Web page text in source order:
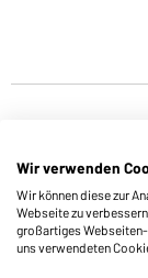
Funktionen &
Wir verwenden
Wir können diese zur
Webseite zu
großartiges
uns verwendeten